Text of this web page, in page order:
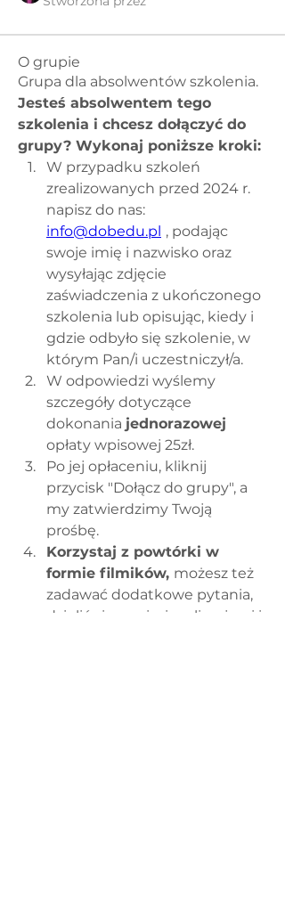
O grupie
Grupa dla absolwentów szkolenia.
Jesteś absolwentem tego
szkolenia i chcesz dołączyć do
grupy? Wykonaj poniższe kroki:
W przypadku szkoleń
zrealizowanych przed 2024 r.
info@dobedu.pl , podając
swoje imię i nazwisko oraz
wysyłając zdjęcie
zaświadczenia z ukończonego
szkolenia lub opisując, kiedy i
gdzie odbyło się szkolenie, w
którym Pan/i uczestniczył/a.
W odpowiedzi wyślemy
szczegóły dotyczące
dokonania
opłaty wpisowej 25zł.
Po jej opłaceniu, kliknij
przycisk "Dołącz do grupy", a
my zatwierdzimy Twoją
prośbę.
Korzystaj z powtórki w
formie filmików, możesz też
zadawać dodatkowe pytania,
dzielić się swoimi realizacjami i